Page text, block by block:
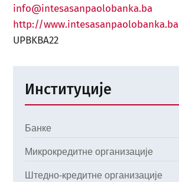
info@intesasanpaolobanka.ba
http://www.intesasanpaolobanka.ba
UPBKBA22
Институције
Банке
Микрокредитне организације
Штедно-кредитне организације